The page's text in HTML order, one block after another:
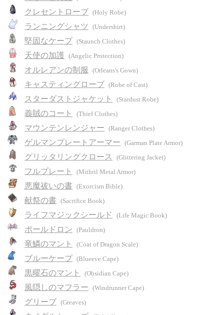
クレセントローブ (Holy Robe)
ランニングシャツ (Undershirt)
堅固なケープ (Staunch Clothes)
天使の加護 (Angelic Protection)
オルレアンの制服 (Orleans's Gown)
キャスティングローブ (Robe of Cast)
スターダストジャケット (Stardust Robe)
義賊のコート (Thief Clothes)
マウンテンレンジャー (Ranger Clothes)
ゲルマンプレートアーマー (Garman Plate Armor)
グリッタリングクロース (Glittering Jacket)
フルプレート (Mithril Metal Armor)
悪魔祓いの書 (Exorcism Bible)
献祭の書 (Sacrifice Book)
ライフマジックシールド (Life Magic Book)
ポールドロン (Pauldron)
竜鱗のマント (Coat of Dragon Scale)
ブルーケープ (Blueeve Cape)
黒曜石のマント (Obsidian Cape)
風隠しのマフラー (Windrunner Cape)
グリーブ (Greaves)